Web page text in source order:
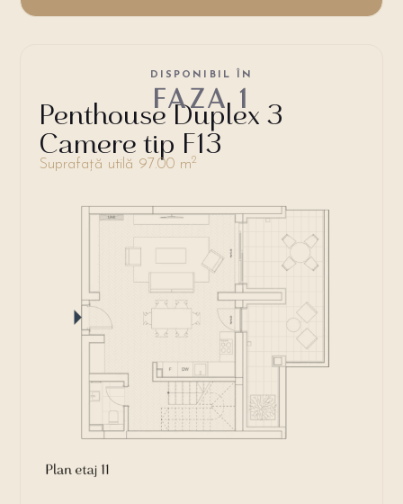
Penthouse Duplex 3
Camere tip F13
Suprafață utilă 97.00 m2
DISPONIBIL ÎN
FAZA 1